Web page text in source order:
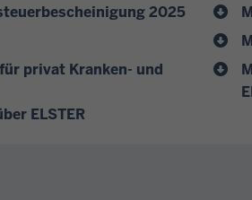
2025
privat Kranken- und
ELSTER